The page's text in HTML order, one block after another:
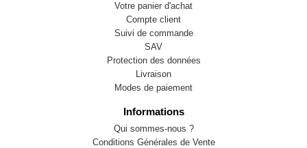
Votre panier d'achat
Compte client
Suivi de commande
SAV
Protection des données
Livraison
Modes de paiement
Informations
Qui sommes-nous ?
Conditions Générales de Vente